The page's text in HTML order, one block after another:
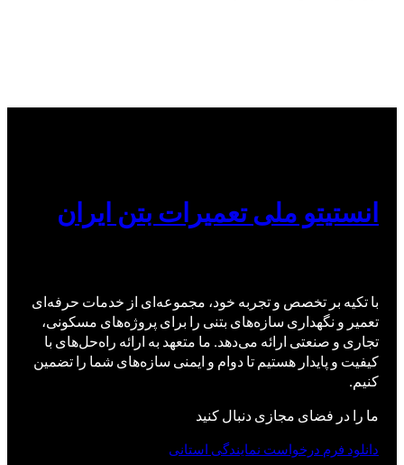
انستیتو ملی تعمیرات بتن ایران
با تکیه بر تخصص و تجربه خود، مجموعه‌ای از خدمات حرفه‌ای
تعمیر و نگهداری سازه‌های بتنی را برای پروژه‌های مسکونی،
تجاری و صنعتی ارائه می‌دهد. ما متعهد به ارائه راه‌حل‌های با
کیفیت و پایدار هستیم تا دوام و ایمنی سازه‌های شما را تضمین
کنیم.
ما را در فضای مجازی دنبال کنید
دانلود فرم درخواست نمایندگی استانی